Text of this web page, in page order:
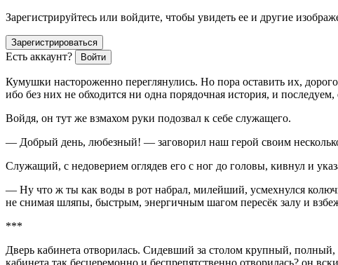
Зарегистрируйтесь или войдите, чтобы увидеть ее и другие
Зарегистрироваться
Есть аккаунт? Войти
Кумушки настороженно переглянулись. Но пора оставить их,
ибо без них не обходится ни одна порядочная история, и
Войдя, он тут же взмахом руки подозвал к себе служащего.
— Добрый день, любезный! — заговорил наш герой своим
Служащий, с недоверием оглядев его с ног до головы, кивнул и
— Ну что ж ты как воды в рот набрал, милейший, усмехнулся
не снимая шляпы, быстрым, энергичным шагом пересёк залу и
***
Дверь кабинета отворилась. Сидевший за столом крупный,
кабинета так бесцеремонно и беспрепятственно отворилась? он